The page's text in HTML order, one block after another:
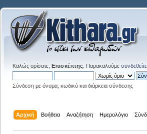
Καλώς ορίσατε, Επισκέπτης . Παρακαλούμε συνδεθείτε
Σύνδεση με όνομα, κωδικό και διάρκεια σύνδεσης
Αρχική Βοήθεια Αναζήτηση Ημερολόγιο